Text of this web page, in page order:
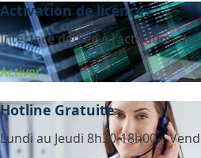
Activation de licences
Interface dédiée à l'activation
Activer
Hotline Gratuite
Lundi au Jeudi 8h30-18h00 –